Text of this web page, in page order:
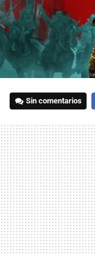
Sin comentarios